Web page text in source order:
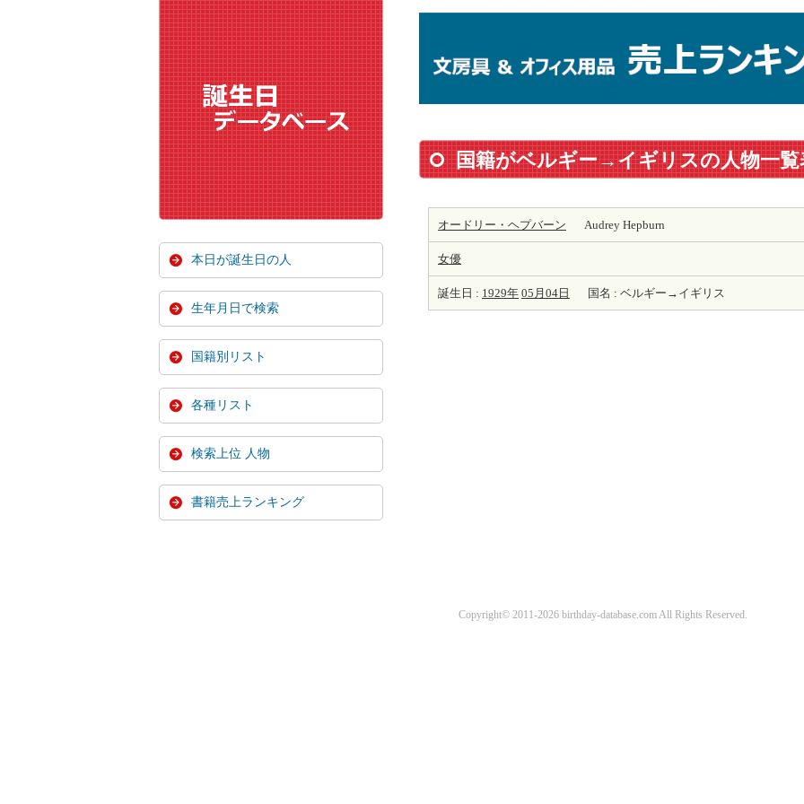
国籍がベルギー→イギリスの人物一覧
オードリー・ヘプバーン Audrey Hepburn
女優
誕生日 : 1929年 05月04日 国名 : ベルギー→イギリス
本日が誕生日の人
生年月日で検索
国籍別リスト
各種リスト
検索上位 人物
書籍売上ランキング
Copyright© 2011-2026 birthday-database.com All Rights Reserved.